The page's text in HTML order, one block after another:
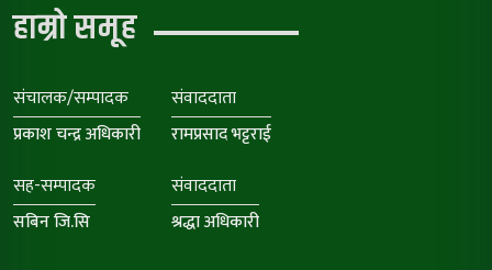
हाम्रो समूह
संचालक/सम्पादक
प्रकाश चन्द्र अधिकारी
संवाददाता
रामप्रसाद भट्टराई
सह-सम्पादक
सबिन जि.सि
संवाददाता
श्रद्धा अधिकारी